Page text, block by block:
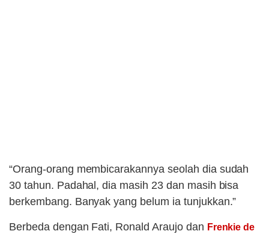
“Orang-orang membicarakannya seolah dia sudah
30 tahun. Padahal, dia masih 23 dan masih bisa
berkembang. Banyak yang belum ia tunjukkan.”
Berbeda dengan Fati, Ronald Araujo dan Frenkie de